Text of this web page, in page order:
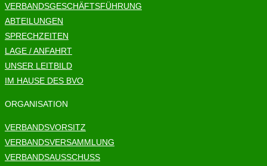
VERBANDSGESCHÄFTSFÜHRUNG
ABTEILUNGEN
SPRECHZEITEN
LAGE / ANFAHRT
UNSER LEITBILD
IM HAUSE DES BVO
ORGANISATION
VERBANDSVORSITZ
VERBANDSVERSAMMLUNG
VERBANDSAUSSCHUSS